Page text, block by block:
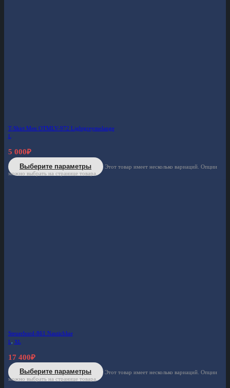
T-Shirt Men OTMLV-972 Lightgreymelange
L
5 000₽
Выберите параметры
Этот товар имеет несколько вариаций. Опции
можно выбрать на странице товара.
Steuerbord-861 Nauticblue
L, XL
17 400₽
Выберите параметры
Этот товар имеет несколько вариаций. Опции
можно выбрать на странице товара.